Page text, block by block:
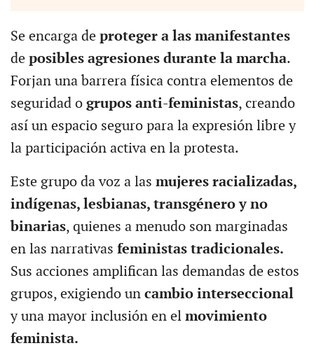
Se encarga de proteger a las manifestantes
deposibles agresiones durante la marcha.
Forjan una barrera física contra elementos de
seguridad o grupos anti-feministas, creando
así un espacio seguro para la expresión libre y
la participación activa en la protesta.
Este grupo da voz a las mujeres racializadas,
indígenas, lesbianas, transgénero y no
binarias, quienes a menudo son marginadas
en las narrativas feministas tradicionales.
Sus acciones amplifican las demandas de estos
grupos, exigiendo un cambio interseccional
y una mayor inclusión en elmovimiento
feminista.